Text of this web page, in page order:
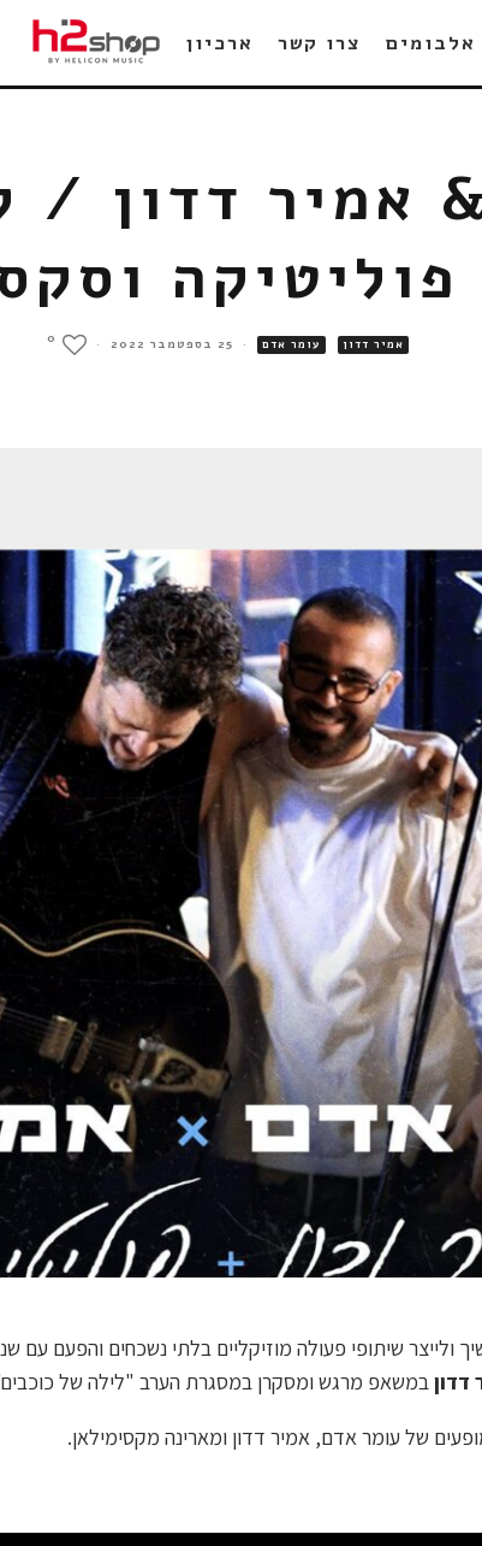
אלבומים צרו קשר ארכיון
אמיר דדון /
פוליטיקה
אמיר דדון עומר אדם · 25 בספטמבר 2022 ·
0
שיתופי פעולה מוזיקליים בלתי נשכחים והפעם עם
דדוןבמשאפ מרגש ומסקרן במסגרת הערב "לילה של